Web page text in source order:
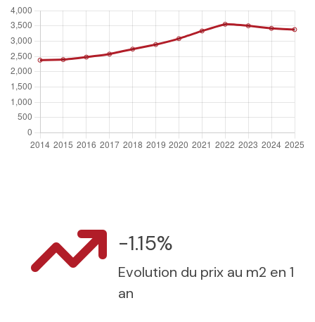
-1.15%
Evolution du prix au m2 en 1
an